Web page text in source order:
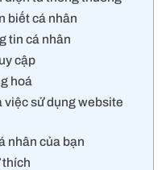
biết cá nhân
tin cá nhân
cập
hoá
việc sử dụng website
nhân của bạn
thích